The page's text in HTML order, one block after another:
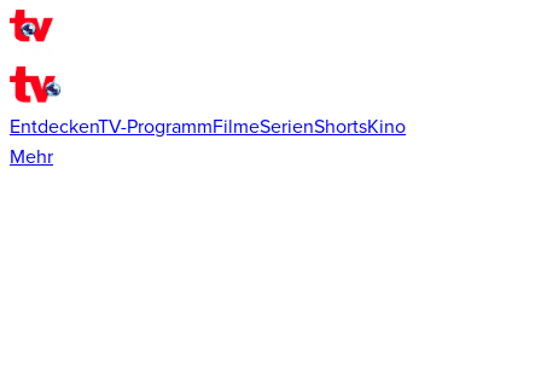
EntdeckenTV-ProgrammFilmeSerienShortsKino
Mehr